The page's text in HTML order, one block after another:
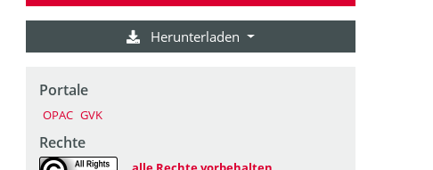
Herunterladen
Portale
OPAC GVK
Rechte